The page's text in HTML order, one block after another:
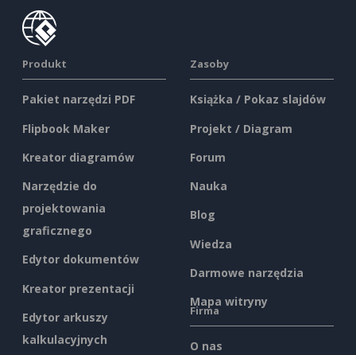
Produkt
Pakiet narzędzi PDF
Flipbook Maker
Kreator diagramów
Narzędzie do
projektowania
graficznego
Edytor dokumentów
Kreator prezentacji
Edytor arkuszy
kalkulacyjnych
Zasoby
Książka / Pokaz slajdów
Projekt / Diagram
Forum
Nauka
Blog
Wiedza
Darmowe narzędzia
Mapa witryny
Firma
O nas